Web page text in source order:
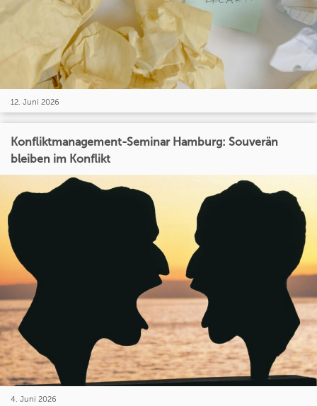
12. Juni 2026
Konfliktmanagement-Seminar Hamburg: Souverän
bleiben im Konflikt
4. Juni 2026